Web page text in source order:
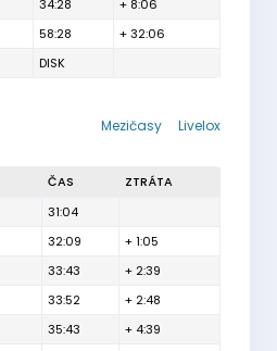
34:28
+ 8:06
58:28
+ 32:06
DISK
Livelox
Mezičasy
ČAS
ZTRÁTA
31:04
32:09
+ 1:05
33:43
+ 2:39
33:52
+ 2:48
35:43
+ 4:39